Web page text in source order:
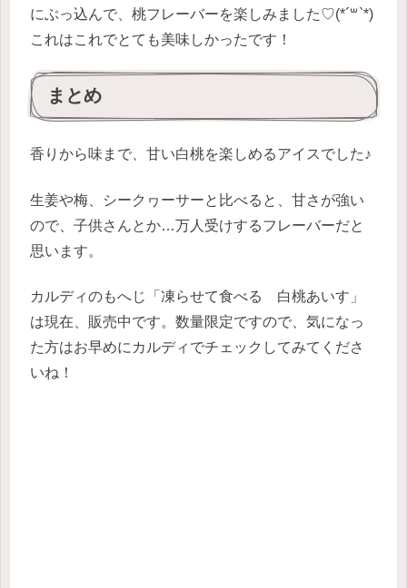
にぶっ込んで、桃フレーバーを楽しみました♡(*´꒳`*)
これはこれでとても美味しかったです！
まとめ
香りから味まで、甘い白桃を楽しめるアイスでした♪
生姜や梅、シークヮーサーと比べると、甘さが強い
ので、子供さんとか…万人受けするフレーバーだと
思います。
カルディのもへじ「凍らせて食べる 白桃あいす」
は現在、販売中です。数量限定ですので、気になっ
た方はお早めにカルディでチェックしてみてくださ
いね！